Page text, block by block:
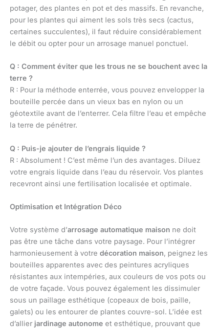
potager, des plantes en pot et des massifs. En revanche,
pour les plantes qui aiment les sols très secs (cactus,
certaines succulentes), il faut réduire considérablement
le débit ou opter pour un arrosage manuel ponctuel.
Q : Comment éviter que les trous ne se bouchent avec la
terre ?
R : Pour la méthode enterrée, vous pouvez envelopper la
bouteille percée dans un vieux bas en nylon ou un
géotextile avant de l’enterrer. Cela filtre l’eau et empêche
la terre de pénétrer.
Q : Puis-je ajouter de l’engrais liquide ?
R : Absolument ! C’est même l’un des avantages. Diluez
votre engrais liquide dans l’eau du réservoir. Vos plantes
recevront ainsi une fertilisation localisée et optimale.
Optimisation et Intégration Déco
Votre système d’arrosage automatique maison ne doit
pas être une tâche dans votre paysage. Pour l’intégrer
harmonieusement à votre décoration maison, peignez les
bouteilles apparentes avec des peintures acryliques
résistantes aux intempéries, aux couleurs de vos pots ou
de votre façade. Vous pouvez également les dissimuler
sous un paillage esthétique (copeaux de bois, paille,
galets) ou les entourer de plantes couvre-sol. L’idée est
d’allier jardinage autonome et esthétique, prouvant que